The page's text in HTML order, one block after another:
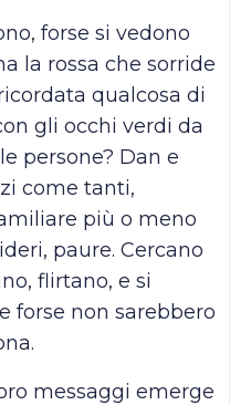
forse si vedono
la rossa che sorride
qualcosa di
gli occhi verdi da
persone? Dan e
come tanti,
più o meno
paure. Cercano
flirtano, e si
forse non sarebbero
messaggi emerge